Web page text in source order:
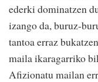
ederki dominatzen
izango da, buruz-
tantoa erraz
maila ikaragarriko
Afizionatu mailan